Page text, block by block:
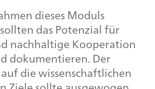
dieses Moduls
das Potenzial für
nachhaltige Kooperation
dokumentieren. Der
die wissenschaftlichen